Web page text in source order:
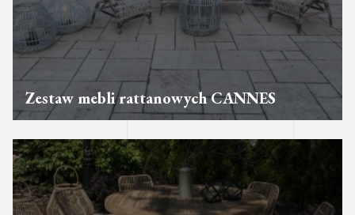
Zestaw mebli rattanowych CANNES